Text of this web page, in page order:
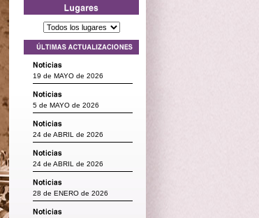
19 de MAYO de 2026
5 de MAYO de 2026
24 de ABRIL de 2026
24 de ABRIL de 2026
28 de ENERO de 2026